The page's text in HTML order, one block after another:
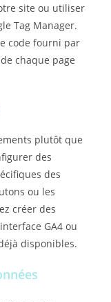
site ou utiliser
Tag Manager.
code fourni par
de chaque page
plutôt que
des
des
ou les
créer des
GA4 ou
disponibles.